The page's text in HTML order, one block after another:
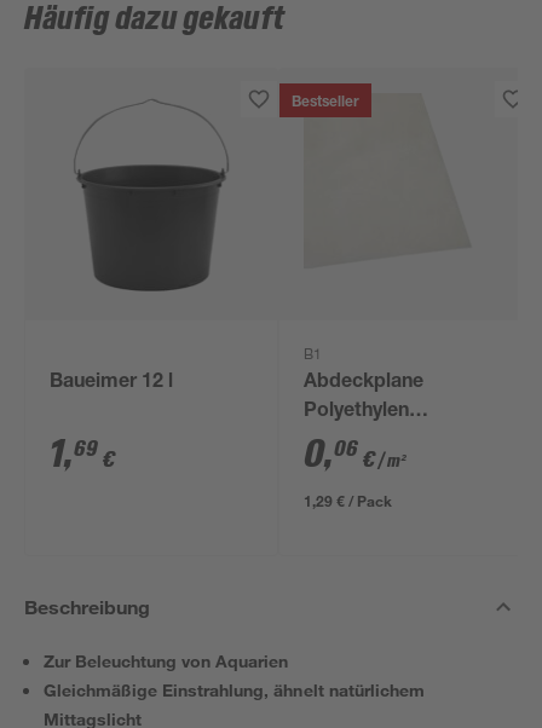
Häufig dazu gekauft
Baueimer 12 l
1,69 €
Bestseller
B1
Abdeckplane
Polyethylen
transparent 4 x 5 m
0,06 €/ m²
1,29 € / Pack
Beschreibung
Zur Beleuchtung von Aquarien
Gleichmäßige Einstrahlung, ähnelt natürlichem
Mittagslicht